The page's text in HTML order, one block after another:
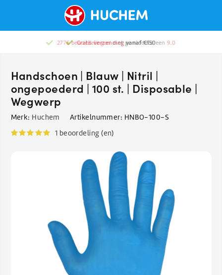
Gratis verzendingvanaf €150
2776 beoordelingenmet gemiddeld een9.0
Handschoen | Blauw | Nitril |
ongepoederd | 100 st. | Disposable |
Wegwerp
Merk: Huchem Artikelnummer: HNBO-100-S
1 beoordeling (en)